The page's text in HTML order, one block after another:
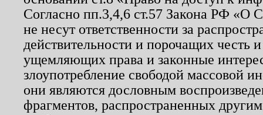
Согласно пп.3,4,6 ст.57 Закона РФ «О
не несут ответственности за
действительности и порочащих честь
ущемляющих права и законные
злоупотребление свободой массовой
они являются дословным
фрагментов, распространенных